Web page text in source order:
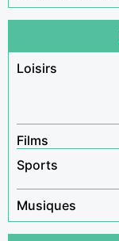
Loisirs
Films
Sports
Musiques